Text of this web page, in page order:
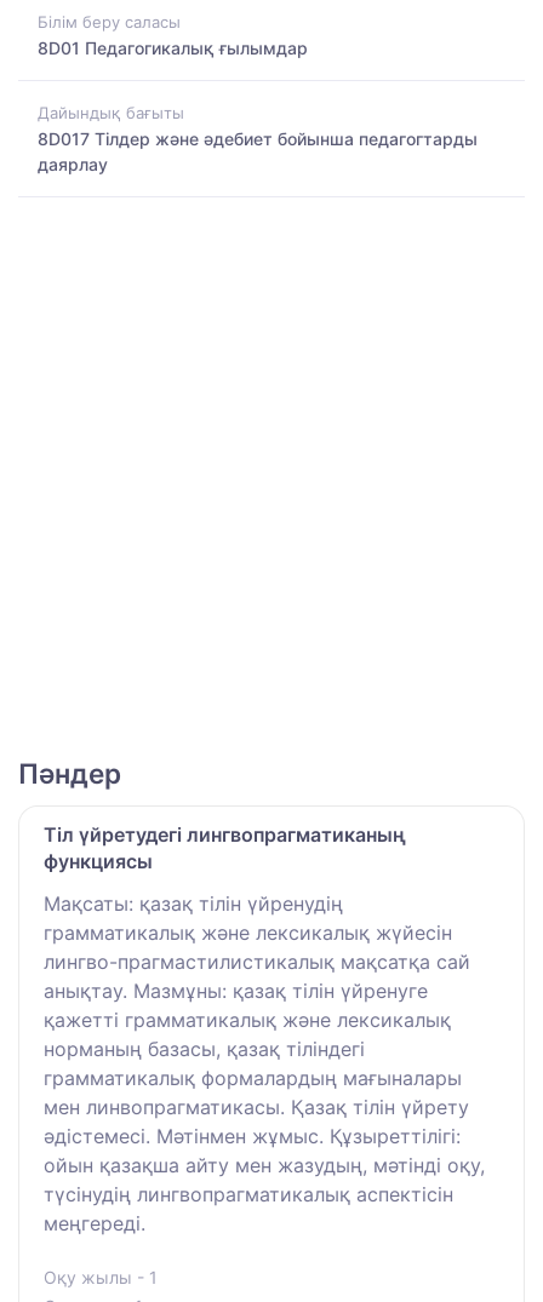
Білім беру саласы
8D01 Педагогикалық ғылымдар
Дайындық бағыты
8D017 Тілдер және әдебиет бойынша педагогтарды
даярлау
Пәндер
Тіл үйретудегі лингвопрагматиканың
функциясы
Мақсаты: қазақ тілін үйренудің
грамматикалық және лексикалық жүйесін
лингво-прагмастилистикалық мақсатқа сай
анықтау. Мазмұны: қазақ тілін үйренуге
қажетті грамматикалық және лексикалық
норманың базасы, қазақ тіліндегі
грамматикалық формалардың мағыналары
мен линвопрагматикасы. Қазақ тілін үйрету
әдістемесі. Мәтінмен жұмыс. Құзыреттілігі:
ойын қазақша айту мен жазудың, мәтінді оқу,
түсінудің лингвопрагматикалық аспектісін
меңгереді.
Оқу жылы - 1